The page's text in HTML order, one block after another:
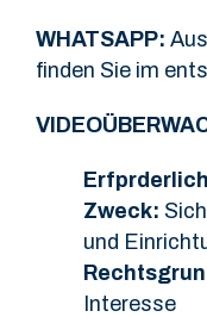
WHATSAPP:
finden Sie im
Zweck:
und
Interesse